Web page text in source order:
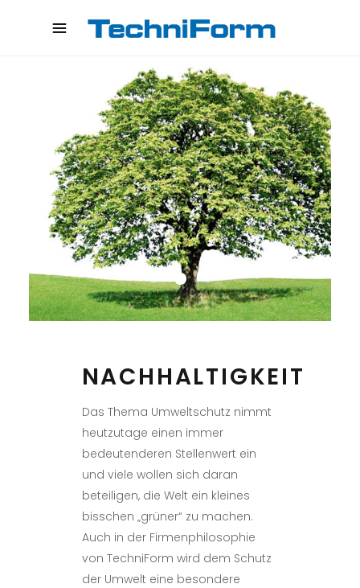
NACHHALTIGKEIT
Das Thema Umweltschutz nimmt
heutzutage einen immer
bedeutenderen Stellenwert ein
und viele wollen sich daran
beteiligen, die Welt ein kleines
bisschen „grüner“ zu machen.
Auch in der Firmenphilosophie
von TechniForm wird dem Schutz
der Umwelt eine besondere